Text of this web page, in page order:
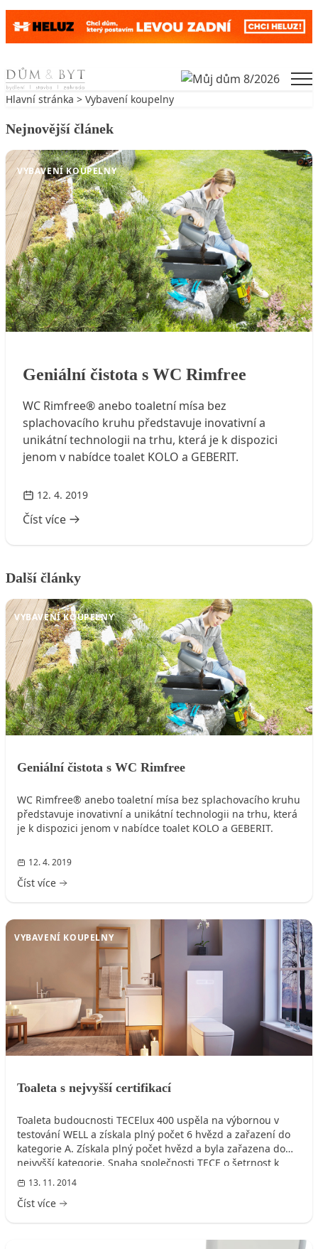
Skip to content
Hlavní stránka > Vybavení koupelny
Nejnovější článek
Geniální čistota s WC Rimfree
VYBAVENÍ KOUPELNY
Geniální čistota s WC Rimfree
WC Rimfree® anebo toaletní mísa bez
splachovacího kruhu představuje inovativní a
unikátní technologii na trhu, která je k dispozici
jenom v nabídce toalet KOLO a GEBERIT.
12. 4. 2019
Číst více
Další články
VYBAVENÍ KOUPELNY
Geniální čistota s WC Rimfree
WC Rimfree® anebo toaletní mísa bez splachovacího kruhu
představuje inovativní a unikátní technologii na trhu, která
je k dispozici jenom v nabídce toalet KOLO a GEBERIT.
12. 4. 2019
Číst více
VYBAVENÍ KOUPELNY
Toaleta s nejvyšší certifikací
Toaleta budoucnosti TECElux 400 uspěla na výbornou v
testování WELL a získala plný počet 6 hvězd a zařazení do
kategorie A. Získala plný počet hvězd a byla zařazena do
nejvyšší kategorie. Snaha společnosti TECE o šetrnost k
životnímu prostředí tak nyní byla oceněna i prestižní
organizací – Evropskou federací výrobců armatur.
13. 11. 2014
Číst více